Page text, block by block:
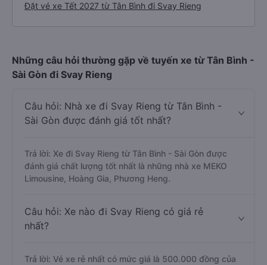
Đặt vé xe Tết 2027 từ Tân Bình đi Svay Rieng
Những câu hỏi thường gặp về tuyến xe từ Tân Bình -
Sài Gòn đi Svay Rieng
Câu hỏi: Nhà xe đi Svay Rieng từ Tân Bình -
Sài Gòn được đánh giá tốt nhất?
Trả lời: Xe đi Svay Rieng từ Tân Bình - Sài Gòn được
đánh giá chất lượng tốt nhất là những nhà xe MEKO
Limousine, Hoàng Gia, Phương Heng.
Câu hỏi: Xe nào đi Svay Rieng có giá rẻ
nhất?
Trả lời: Vé xe rẻ nhất có mức giá là 500.000 đồng của